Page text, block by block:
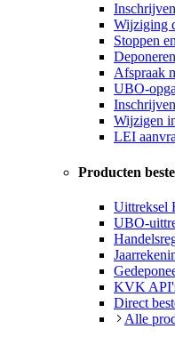
Inschrijven
Wijziging
Stoppen
Deponeren
Afspraak
UBO-
Wijzigen
LEI
Producten
Uittreksel
UBO-
KVK
Direct
Alle